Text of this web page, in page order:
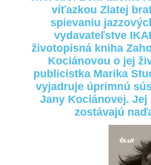
víťazkou Zlatej
spievaniu
vydavateľstve
životopisná kniha
Kociánovou o jej
publicistka Marika
vyjadruje úprimnú
Jany Kociánovej.
zostávajú